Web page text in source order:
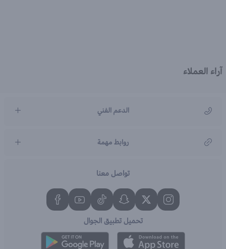
آراء العملاء
الدعم الفني
روابط مهمة
تواصل معنا
تحميل تطبيق الجوال